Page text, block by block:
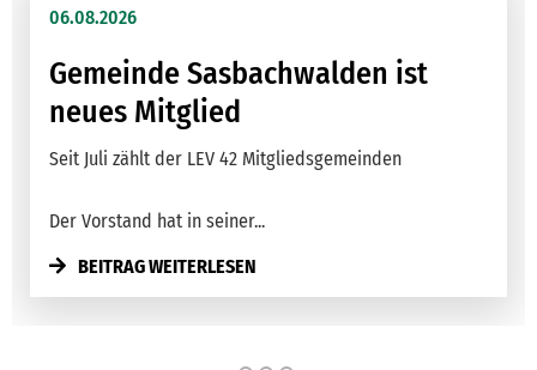
11.05.2026
Unsere Heimat genießen
Wollen Sie die Wilden Weiden schmecken? Bei der
Metzgerei Reichenbach GmbH...
BEITRAG WEITERLESEN